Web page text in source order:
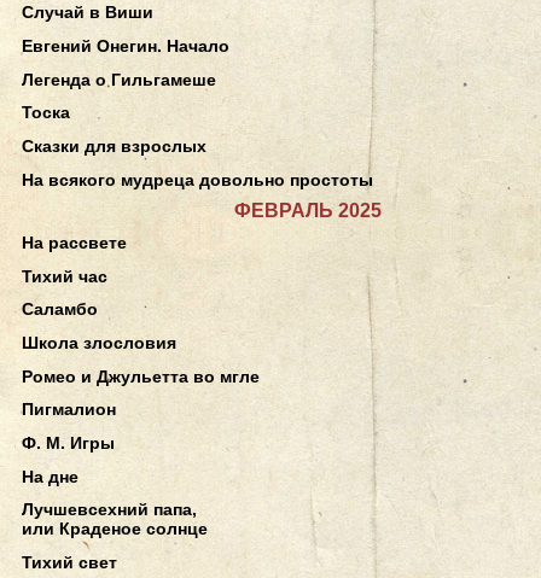
Случай в Виши
Евгений Онегин. Начало
Легенда о Гильгамеше
Тоска
Сказки для взрослых
На всякого мудреца довольно простоты
ФЕВРАЛЬ 2025
На рассвете
Тихий час
Саламбо
Школа злословия
Ромео и Джульетта во мгле
Пигмалион
Ф. М. Игры
На дне
Лучшевсехний папа,
или Краденое солнце
Тихий свет